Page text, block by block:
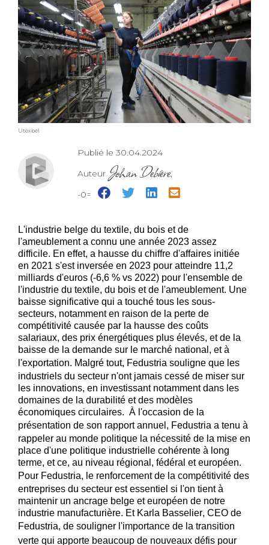
Utexbel
Publié le 30.04.2024
Auteur Johan Debière,
-0=
L'industrie belge du textile, du bois et de
l'ameublement a connu une année 2023 assez
difficile. En effet, a hausse du chiffre d'affaires initiée
en 2021 s'est inversée en 2023 pour atteindre 11,2
milliards d'euros (-6,6 % vs 2022) pour l'ensemble de
l'industrie du textile, du bois et de l'ameublement. Une
baisse significative qui a touché tous les sous-
secteurs, notamment en raison de la perte de
compétitivité causée par la hausse des coûts
salariaux, des prix énergétiques plus élevés, et de la
baisse de la demande sur le marché national, et à
l'exportation. Malgré tout, Fedustria souligne que les
industriels du secteur n'ont jamais cessé de miser sur
les innovations, en investissant notamment dans les
domaines de la durabilité et des modèles
économiques circulaires. À l'occasion de la
présentation de son rapport annuel, Fedustria a tenu à
rappeler au monde politique la nécessité de la mise en
place d'une politique industrielle cohérente à long
terme, et ce, au niveau régional, fédéral et européen.
Pour Fedustria, le renforcement de la compétitivité des
entreprises du secteur est essentiel si l'on tient à
maintenir un ancrage belge et européen de notre
industrie manufacturière. Et Karla Basselier, CEO de
Fedustria, de souligner l'importance de la transition
verte qui apporte beaucoup de nouveaux défis pour